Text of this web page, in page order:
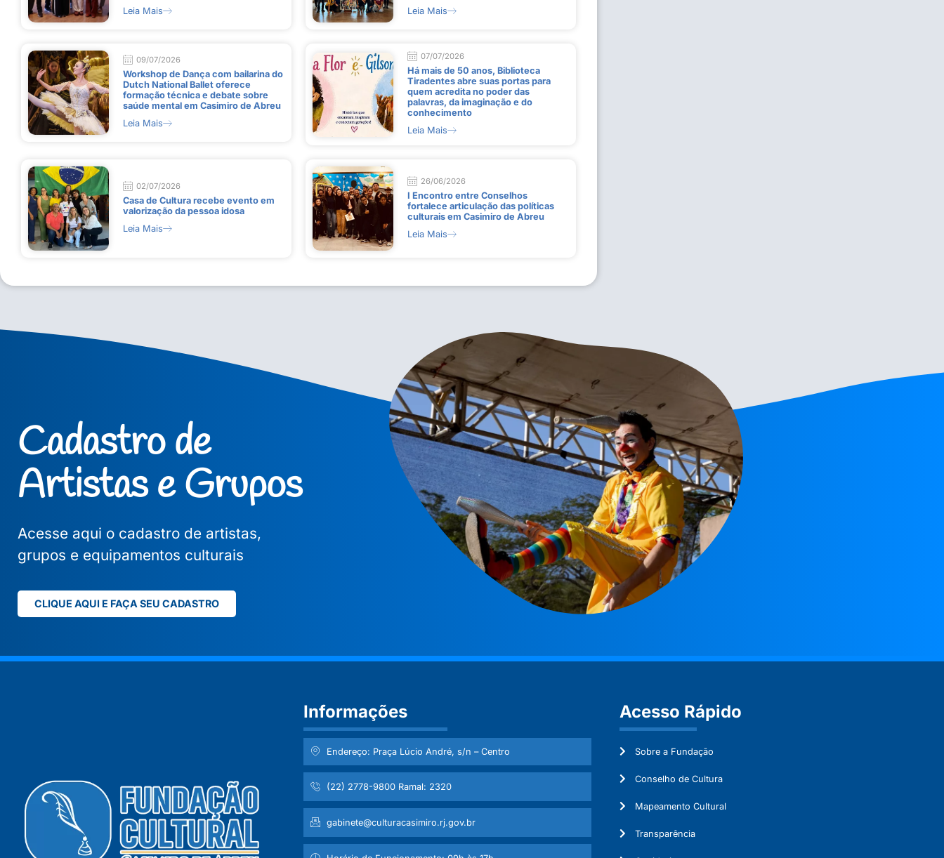
Leia Mais
Leia Mais
09/07/2026
Workshop de Dança com bailarina do
Dutch National Ballet oferece
formação técnica e debate sobre
saúde mental em Casimiro de Abreu
Leia Mais
07/07/2026
Há mais de 50 anos, Biblioteca
Tiradentes abre suas portas para
quem acredita no poder das
palavras, da imaginação e do
conhecimento
Leia Mais
02/07/2026
Casa de Cultura recebe evento em
valorização da pessoa idosa
Leia Mais
26/06/2026
I Encontro entre Conselhos
fortalece articulação das políticas
culturais em Casimiro de Abreu
Leia Mais
Cadastro de
Artistas e Grupos
Acesse aqui o cadastro de artistas,
grupos e equipamentos culturais
CLIQUE AQUI E FAÇA SEU CADASTRO
Informações
Endereço: Praça Lúcio André, s/n – Centro
(22) 2778-9800 Ramal: 2320
gabinete@culturacasimiro.rj.gov.br
Acesso Rápido
Sobre a Fundação
Conselho de Cultura
Mapeamento Cultural
Transparência